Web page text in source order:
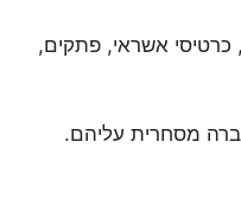
אשראי, פתקים,
מסחרית עליהם.